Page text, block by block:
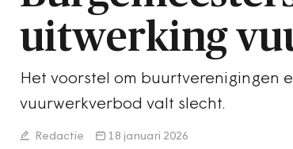
uitwerking
Het voorstel om buurtverenigingen
vuurwerkverbod valt slecht.
Redactie 18 januari 2026